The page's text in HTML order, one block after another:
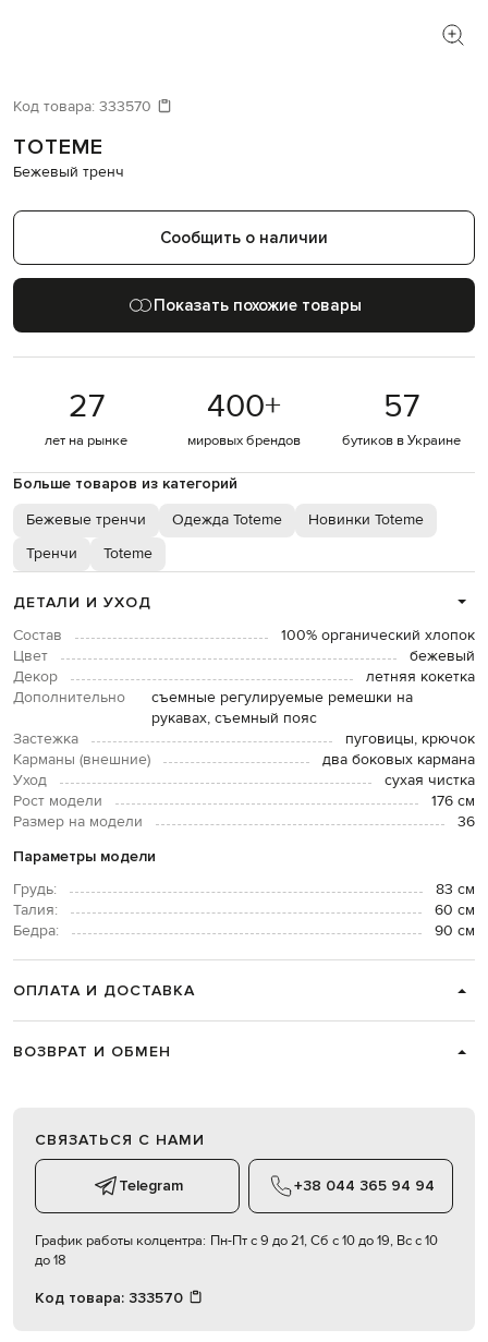
Код товара: 333570
TOTEME
Бежевый тренч
Сообщить о наличии
Показать похожие товары
27
лет на рынке
400+
мировых брендов
57
бутиков в Украине
Больше товаров из категорий
Бежевые тренчи Одежда Toteme
Новинки Toteme
Тренчи
Toteme
ДЕТАЛИ И УХОД
Состав
100% органический хлопок
Цвет
бежевый
Декор
летняя кокетка
Дополнительно
съемные регулируемые ремешки на
рукавах, съемный пояс
Застежка
пуговицы, крючок
Карманы (внешние)
два боковых кармана
Уход
сухая чистка
Рост модели
176 см
Размер на модели
36
Параметры модели
Грудь:
83 см
Талия:
60 см
Бедра:
90 см
ОПЛАТА И ДОСТАВКА
ВОЗВРАТ И ОБМЕН
СВЯЗАТЬСЯ С НАМИ
Telegram +38 044 365 94 94
График работы колцентра: Пн-Пт с 9 до 21, Сб с 10 до 19, Вс с 10
до 18
Код товара: 333570